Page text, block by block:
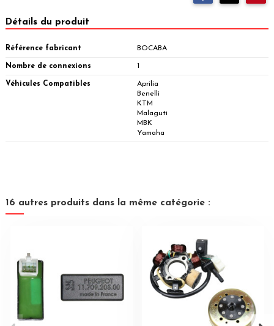
Détails du produit
Référence fabricant BOCABA
Nombre de connexions 1
Véhicules Compatibles
Aprilia
Benelli
KTM
Malaguti
MBK
Yamaha
16 autres produits dans la même catégorie :